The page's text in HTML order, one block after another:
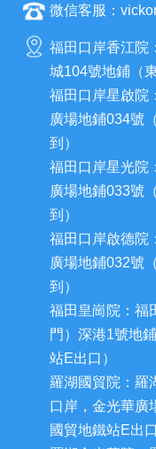
微信客服：
福田口岸香江院
城104號地鋪（
福田口岸星啟院
廣場地鋪034號
到）
福田口岸星光院
廣場地鋪033號
到）
福田口岸啟德院
廣場地鋪032號
到）
福田皇崗院：福
門）深港1號地
站E出口）
羅湖國貿院：羅
口岸，金光華廣
國貿地鐵站E出口